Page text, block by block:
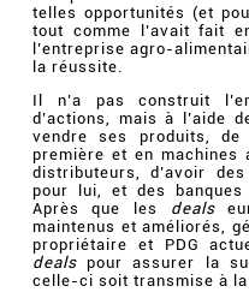
telles opportunités (et
tout comme l’avait fait
l’entreprise agro-
la réussite.
Il n’a pas construit
d’actions, mais à l’aide
vendre ses produits, de
première et en machines
distributeurs, d’avoir
pour lui, et des
Après que les deals
maintenus et améliorés,
propriétaire et PDG
dealspour assurer la
celle-ci soit transmise à